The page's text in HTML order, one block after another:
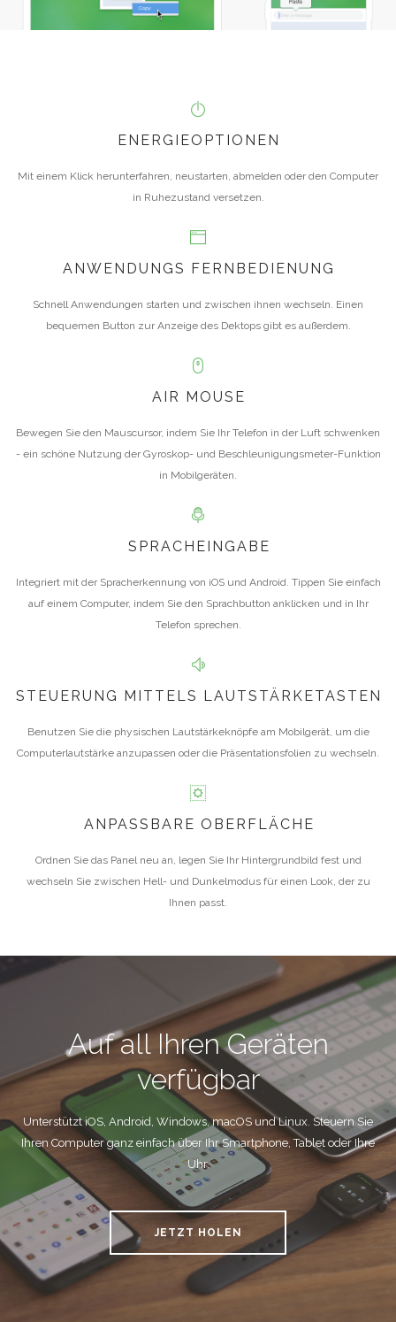
ENERGIEOPTIONEN
Mit einem Klick herunterfahren, neustarten, abmelden oder den Computer
in Ruhezustand versetzen.
ANWENDUNGS FERNBEDIENUNG
Schnell Anwendungen starten und zwischen ihnen wechseln. Einen
bequemen Button zur Anzeige des Dektops gibt es außerdem.
AIR MOUSE
Bewegen Sie den Mauscursor, indem Sie Ihr Telefon in der Luft schwenken
- ein schöne Nutzung der Gyroskop- und Beschleunigungsmeter-Funktion
in Mobilgeräten.
SPRACHEINGABE
Integriert mit der Spracherkennung von iOS und Android. Tippen Sie einfach
auf einem Computer, indem Sie den Sprachbutton anklicken und in Ihr
Telefon sprechen.
STEUERUNG MITTELS LAUTSTÄRKETASTEN
Benutzen Sie die physischen Lautstärkeknöpfe am Mobilgerät, um die
Computerlautstärke anzupassen oder die Präsentationsfolien zu wechseln.
ANPASSBARE OBERFLÄCHE
Ordnen Sie das Panel neu an, legen Sie Ihr Hintergrundbild fest und
wechseln Sie zwischen Hell- und Dunkelmodus für einen Look, der zu
Ihnen passt.
Auf all Ihren Geräten
verfügbar
Unterstützt iOS, Android, Windows, macOS und Linux. Steuern Sie
Ihren Computer ganz einfach über Ihr Smartphone, Tablet oder Ihre
Uhr.
JETZT HOLEN